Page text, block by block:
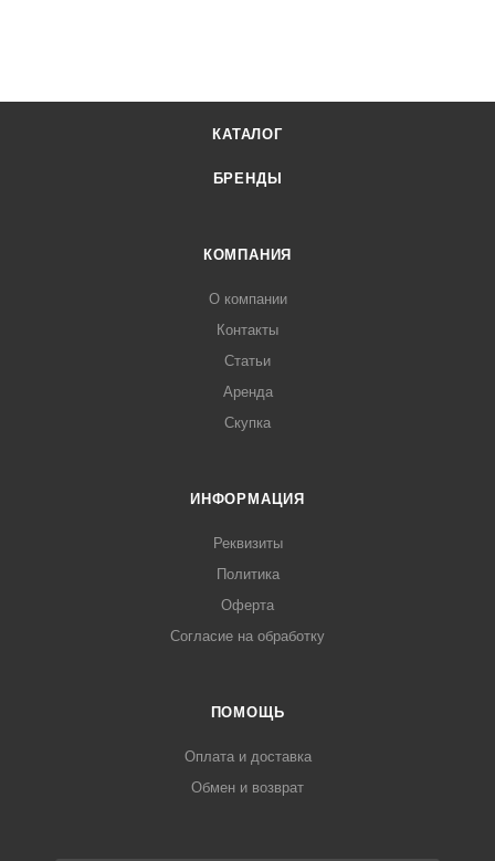
КАТАЛОГ
БРЕНДЫ
КОМПАНИЯ
О компании
Контакты
Статьи
Аренда
Скупка
ИНФОРМАЦИЯ
Реквизиты
Политика
Оферта
Согласие на обработку
ПОМОЩЬ
Оплата и доставка
Обмен и возврат